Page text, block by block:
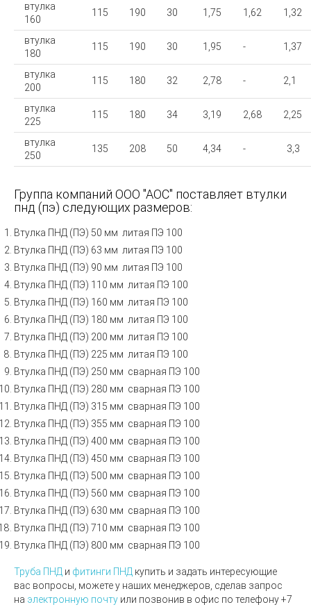
втулка
160
115 190 30 1,75 1,62 1,32
втулка
180
115 190 30 1,95 - 1,37
втулка
200
115 180 32 2,78 - 2,1
втулка
225
115 180 34 3,19 2,68 2,25
втулка
250
135 208 50 4,34 - 3,3
Группа компаний ООО "АОС" поставляет втулки
пнд (пэ) следующих размеров:
Втулка ПНД (ПЭ) 50 мм литая ПЭ 100
Втулка ПНД (ПЭ) 63 мм литая ПЭ 100
Втулка ПНД (ПЭ) 90 мм литая ПЭ 100
Втулка ПНД (ПЭ) 110 мм литая ПЭ 100
Втулка ПНД (ПЭ) 160 мм литая ПЭ 100
Втулка ПНД (ПЭ) 180 мм литая ПЭ 100
Втулка ПНД (ПЭ) 200 мм литая ПЭ 100
Втулка ПНД (ПЭ) 225 мм литая ПЭ 100
Втулка ПНД (ПЭ) 250 мм сварная ПЭ 100
Втулка ПНД (ПЭ) 280 мм сварная ПЭ 100
Втулка ПНД (ПЭ) 315 мм сварная ПЭ 100
Втулка ПНД (ПЭ) 355 мм сварная ПЭ 100
Втулка ПНД (ПЭ) 400 мм сварная ПЭ 100
Втулка ПНД (ПЭ) 450 мм сварная ПЭ 100
Втулка ПНД (ПЭ) 500 мм сварная ПЭ 100
Втулка ПНД (ПЭ) 560 мм сварная ПЭ 100
Втулка ПНД (ПЭ) 630 мм сварная ПЭ 100
Втулка ПНД (ПЭ) 710 мм сварная ПЭ 100
Втулка ПНД (ПЭ) 800 мм сварная ПЭ 100
Труба ПНД и фитинги ПНД купить и задать интересующие
вас вопросы, можете у наших менеджеров, сделав запрос
на электронную почту или позвонив в офис по телефону +7